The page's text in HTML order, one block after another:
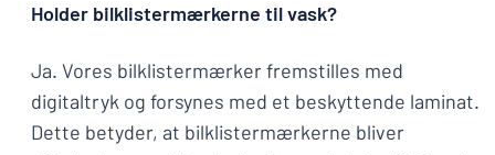
Holder bilklistermærkerne til vask?
Ja. Vores bilklistermærker fremstilles med
digitaltryk og forsynes med et beskyttende laminat.
Dette betyder, at bilklistermærkerne bliver